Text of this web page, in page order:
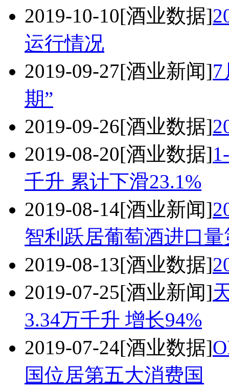
2019-10-10[酒业数据]
运行情况
2019-09-27[酒业新闻]7
期”
2019-09-26[酒业数据]
2019-08-20[酒业数据]
千升 累计下滑23.1%
2019-08-14[酒业新闻]
智利跃居葡萄酒进口量
2019-08-13[酒业数据]
2019-07-25[酒业新闻]
3.34万千升 增长94%
2019-07-24[酒业数据]
国位居第五大消费国